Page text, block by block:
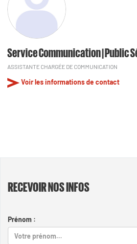
Service Communication | Public
ASSISTANTE CHARGÉE DE COMMUNICATION
Voir les informations de contact
RECEVOIR NOS INFOS
Prénom :